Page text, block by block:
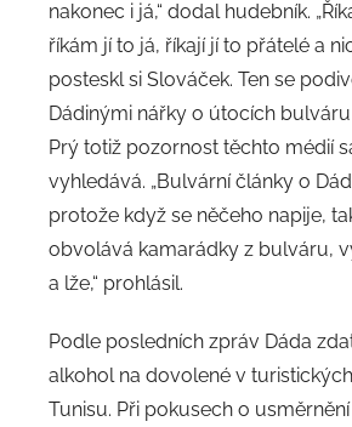
nakonec i já,“ dodal hudebník.
říkám jí to já, říkají jí to přátelé a
posteskl si Slováček. Ten se
Dádinými nářky o útocích
Prý totiž pozornost těchto médií
vyhledává. „Bulvární články o
protože když se něčeho napije,
obvolává kamarádky z bulváru,
a lže,“ prohlásil.
Podle posledních zpráv Dáda
alkohol na dovolené v
Tunisu. Při pokusech o